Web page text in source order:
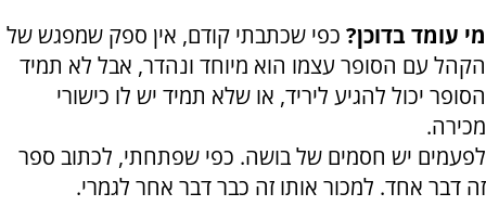
מי עומד בדוכן? כפי שכתבתי קודם, אין ספק שמפגש של
הקהל עם הסופר עצמו הוא מיוחד ונהדר, אבל לא תמיד
הסופר יכול להגיע ליריד, או שלא תמיד יש לו כישורי
מכירה.
לפעמים יש חסמים של בושה. כפי שפתחתי, לכתוב ספר
זה דבר אחד. למכור אותו זה כבר דבר אחר לגמרי.